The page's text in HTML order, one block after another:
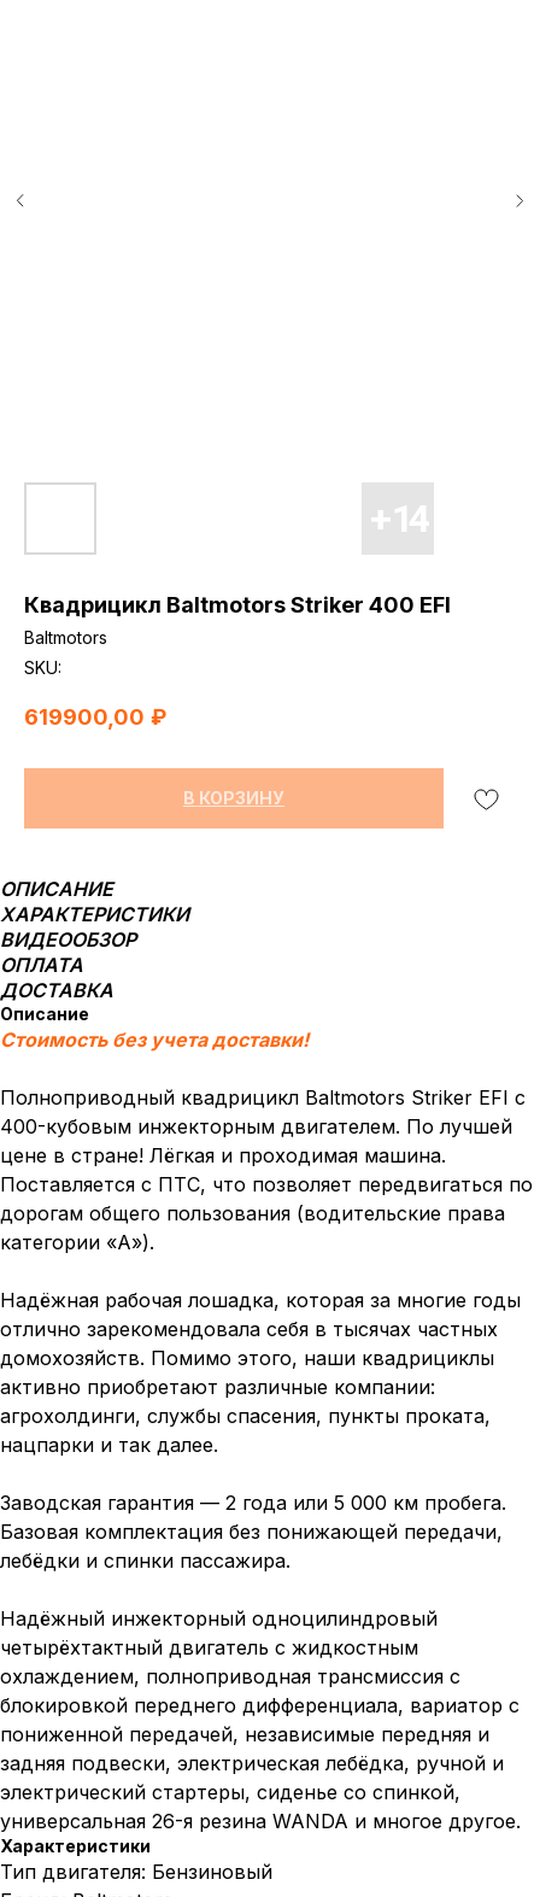
Квадрицикл Baltmotors Striker 400 EFI
Baltmotors
SKU:
619900,00 ₽
В КОРЗИНУ
ОПИСАНИЕ
ХАРАКТЕРИСТИКИ
ВИДЕООБЗОР
ОПЛАТА
ДОСТАВКА
Описание
Стоимость без учета доставки!
Полноприводный квадрицикл Baltmotors Striker EFI с
400-кубовым инжекторным двигателем. По лучшей
цене в стране! Лёгкая и проходимая машина.
Поставляется с ПТС, что позволяет передвигаться по
дорогам общего пользования (водительские права
категории «А»).
Надёжная рабочая лошадка, которая за многие годы
отлично зарекомендовала себя в тысячах частных
домохозяйств. Помимо этого, наши квадрициклы
активно приобретают различные компании:
агрохолдинги, службы спасения, пункты проката,
нацпарки и так далее.
Заводская гарантия — 2 года или 5 000 км пробега.
Базовая комплектация без понижающей передачи,
лебёдки и спинки пассажира.
Надёжный инжекторный одноцилиндровый
четырёхтактный двигатель с жидкостным
охлаждением, полноприводная трансмиссия с
блокировкой переднего дифференциала, вариатор с
пониженной передачей, независимые передняя и
задняя подвески, электрическая лебёдка, ручной и
электрический стартеры, сиденье со спинкой,
универсальная 26-я резина WANDA и многое другое.
Характеристики
Тип двигателя: Бензиновый